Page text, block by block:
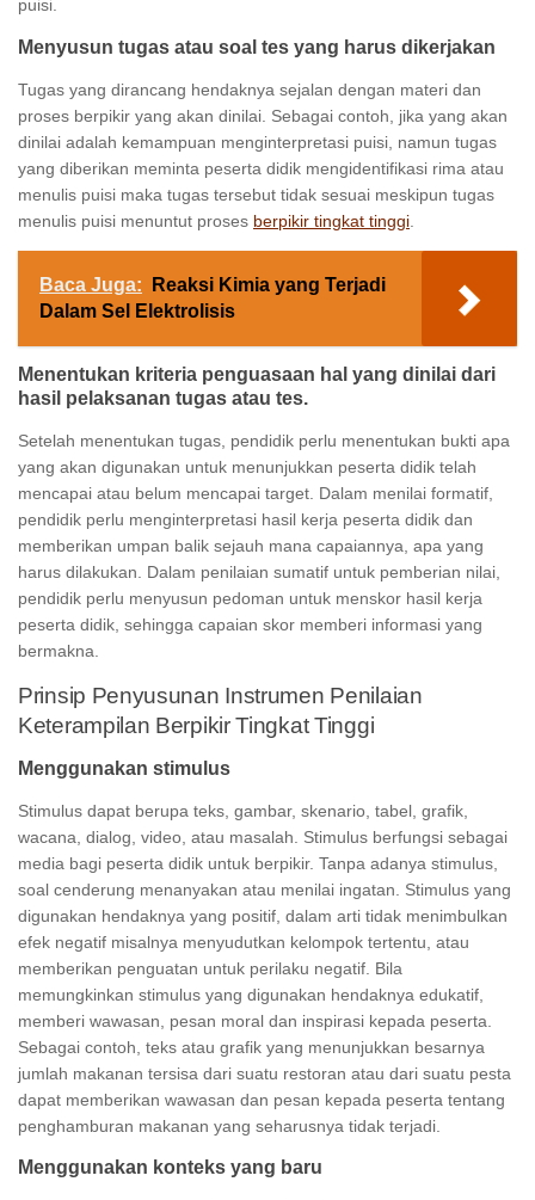
puisi.
Menyusun tugas atau soal tes yang harus dikerjakan
Tugas yang dirancang hendaknya sejalan dengan materi dan
proses berpikir yang akan dinilai. Sebagai contoh, jika yang akan
dinilai adalah kemampuan menginterpretasi puisi, namun tugas
yang diberikan meminta peserta didik mengidentifikasi rima atau
menulis puisi maka tugas tersebut tidak sesuai meskipun tugas
menulis puisi menuntut proses berpikir tingkat tinggi
Baca Juga:
Reaksi Kimia yang Terjadi
Dalam Sel Elektrolisis
Menentukan kriteria penguasaan hal yang dinilai dari
hasil pelaksanan tugas atau tes.
Setelah menentukan tugas, pendidik perlu menentukan bukti apa
yang akan digunakan untuk menunjukkan peserta didik telah
mencapai atau belum mencapai target. Dalam menilai formatif,
pendidik perlu menginterpretasi hasil kerja peserta didik dan
memberikan umpan balik sejauh mana capaiannya, apa yang
harus dilakukan. Dalam penilaian sumatif untuk pemberian nilai,
pendidik perlu menyusun pedoman untuk menskor hasil kerja
peserta didik, sehingga capaian skor memberi informasi yang
bermakna.
Prinsip Penyusunan Instrumen Penilaian
Keterampilan Berpikir Tingkat Tinggi
Menggunakan stimulus
Stimulus dapat berupa teks, gambar, skenario, tabel, grafik,
wacana, dialog, video, atau masalah. Stimulus berfungsi sebagai
media bagi peserta didik untuk berpikir. Tanpa adanya stimulus,
soal cenderung menanyakan atau menilai ingatan. Stimulus yang
digunakan hendaknya yang positif, dalam arti tidak menimbulkan
efek negatif misalnya menyudutkan kelompok tertentu, atau
memberikan penguatan untuk perilaku negatif. Bila
memungkinkan stimulus yang digunakan hendaknya edukatif,
memberi wawasan, pesan moral dan inspirasi kepada peserta.
Sebagai contoh, teks atau grafik yang menunjukkan besarnya
jumlah makanan tersisa dari suatu restoran atau dari suatu pesta
dapat memberikan wawasan dan pesan kepada peserta tentang
penghamburan makanan yang seharusnya tidak terjadi.
Menggunakan konteks yang baru